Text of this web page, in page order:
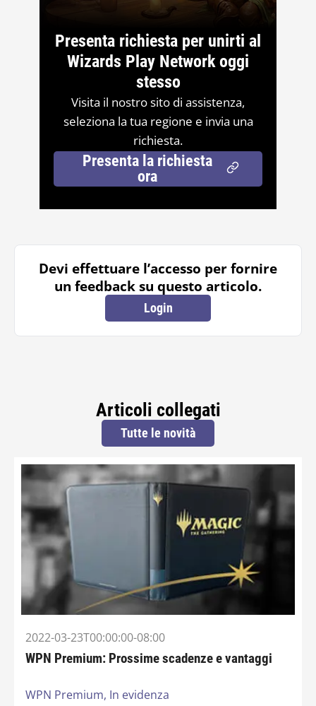
Presenta richiesta per unirti al
Wizards Play Network oggi
stesso
Visita il nostro sito di assistenza,
seleziona la tua regione e invia una
richiesta.
Presenta la richiesta
ora
Devi effettuare l’accesso per fornire
un feedback su questo articolo.
Login
Articoli collegati
Tutte le novità
2022-03-23T00:00:00-08:00
WPN Premium: Prossime scadenze e vantaggi
WPN Premium, In evidenza